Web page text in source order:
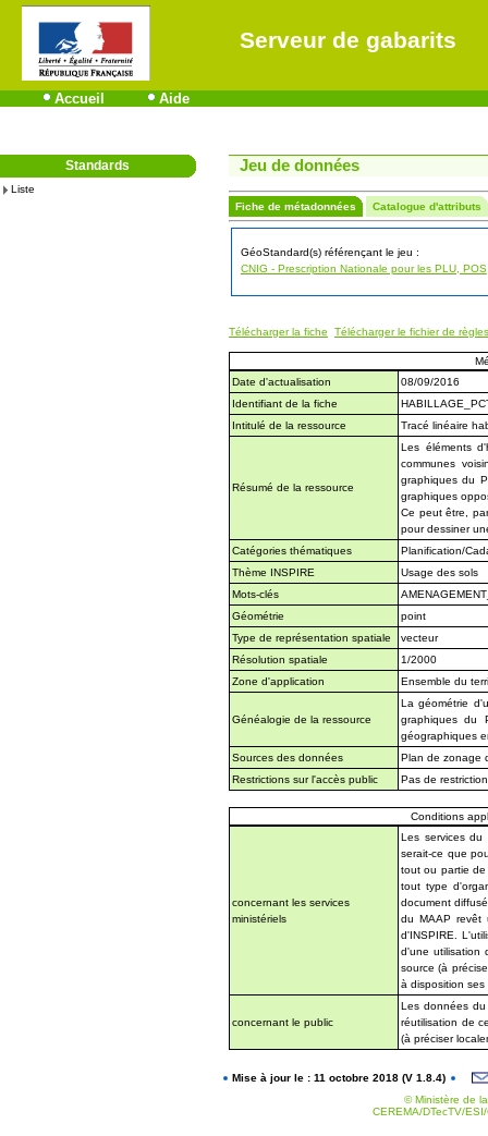
Serveur de gabarits
Accueil Aide
Standards
Liste
Jeu de données
Fiche de métadonnées Catalogue d'attributs
GéoStandard(s) référençant le jeu :
CNIG - Prescription Nationale pour les PLU, POS
Télécharger la fiche Télécharger le fichier de règles
Date d'actualisation
08/09/2016
Identifiant de la fiche
Intitulé de la ressource
Tracé linéaire
Résumé de la ressource
Les éléments
communes
graphiques du
graphiques
Ce peut être,
pour dessiner
Catégories thématiques
Planification/
Thème INSPIRE
Usage des sols
Mots-clés
Géométrie
point
Type de représentation spatiale
vecteur
Résolution spatiale
1/2000
Zone d'application
Ensemble du
Généalogie de la ressource
La géométrie
graphiques du
géographiques
Sources des données
Plan de zonage
Restrictions sur l'accès public
Pas de
Conditions
concernant les services
ministériels
Les services du
serait-ce que
tout ou partie de
tout type
document
du MAAP revêt
d'INSPIRE.
d'une utilisation
source (à
à disposition
concernant le public
Les données du
réutilisation de
(à préciser
Mise à jour le : 11 octobre 2018 (V 1.8.4)
© Ministère de
CEREMA/DTecTV/